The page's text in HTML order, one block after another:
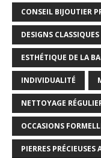
CONSEIL BIJOUTIER
DESIGNS CLASSIQUES
ESTHÉTIQUE DE LA
INDIVIDUALITÉ
NETTOYAGE
OCCASIONS
PIERRES